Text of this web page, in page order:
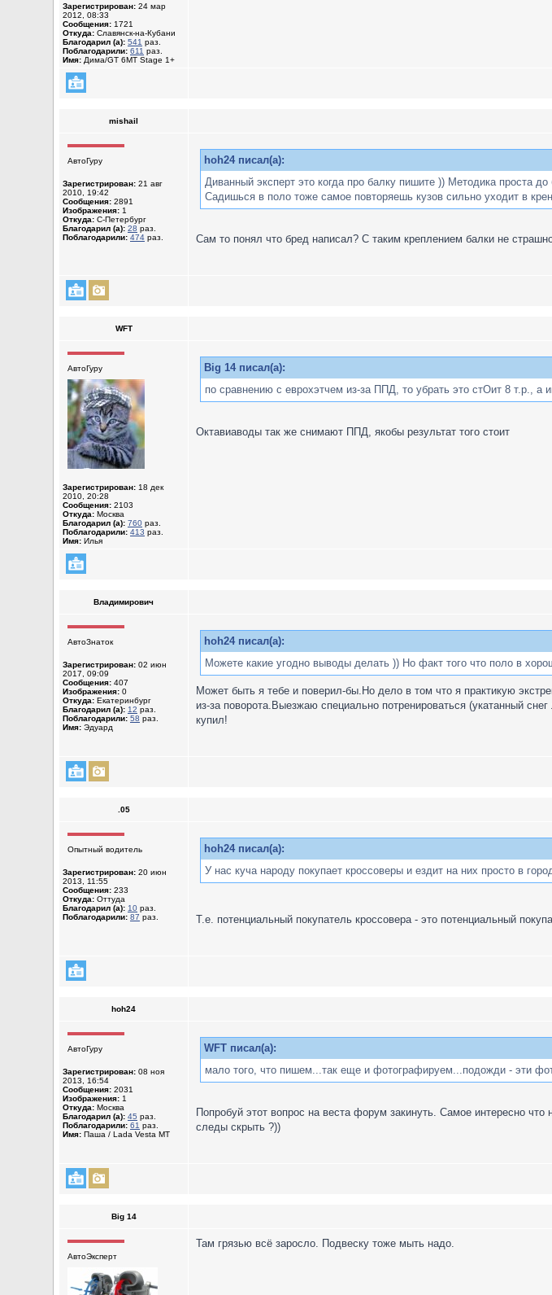
Зарегистрирован: 24 мар
2012, 08:33
Сообщения: 1721
Откуда: Славянск-на-Кубани
Благодарил (а): 541 раз.
Поблагодарили: 611 раз.
Имя: Дима/GT 6MT Stage 1+
mishail
АвтоГуру
Зарегистрирован: 21 авг
2010, 19:42
Сообщения: 2891
Изображения: 1
Откуда: С-Петербург
Благодарил (а): 28 раз.
Поблагодарили: 474 раз.
hoh24 писал(а):
Диванный эксперт это когда про балку пишите )) Методика проста
Садишься в поло тоже самое повторяешь кузов сильно уходит в
Сам то понял что бред написал? С таким креплением балки не
WFT
АвтоГуру
Зарегистрирован: 18 дек
2010, 20:28
Сообщения: 2103
Откуда: Москва
Благодарил (а): 760 раз.
Поблагодарили: 413 раз.
Имя: Илья
Big 14 писал(а):
по сравнению с еврохэтчем из-за ППД, то убрать это стОит 8 т.р., а
Октавиаводы так же снимают ППД, якобы результат того стоит
Владимирович
АвтоЗнаток
Зарегистрирован: 02 июн
2017, 09:09
Сообщения: 407
Изображения: 0
Откуда: Екатеринбург
Благодарил (а): 12 раз.
Поблагодарили: 58 раз.
Имя: Эдуард
hoh24 писал(а):
Можете какие угодно выводы делать )) Но факт того что поло в
Может быть я тебе и поверил-бы.Но дело в том что я практикую
из-за поворота.Выезжаю специально потренироваться (укатанный
купил!
.05
Опытный водитель
Зарегистрирован: 20 июн
2013, 11:55
Сообщения: 233
Откуда: Оттуда
Благодарил (а): 10 раз.
Поблагодарили: 87 раз.
hoh24 писал(а):
У нас куча народу покупает кроссоверы и ездит на них просто в
Т.е. потенциальный покупатель кроссовера - это потенциальный
hoh24
АвтоГуру
Зарегистрирован: 08 ноя
2013, 16:54
Сообщения: 2031
Изображения: 1
Откуда: Москва
Благодарил (а): 45 раз.
Поблагодарили: 61 раз.
Имя: Паша / Lada Vesta MT
WFT писал(а):
мало того, что пишем...так еще и фотографируем...подожди - эти
Попробуй этот вопрос на веста форум закинуть. Самое интересно
следы скрыть ?))
Big 14
АвтоЭксперт
Там грязью всё заросло. Подвеску тоже мыть надо.